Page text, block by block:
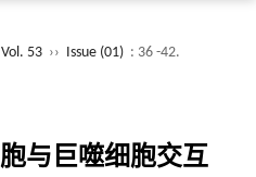
53 ›› Issue (01) : 36 -42.
与巨噬细胞交互